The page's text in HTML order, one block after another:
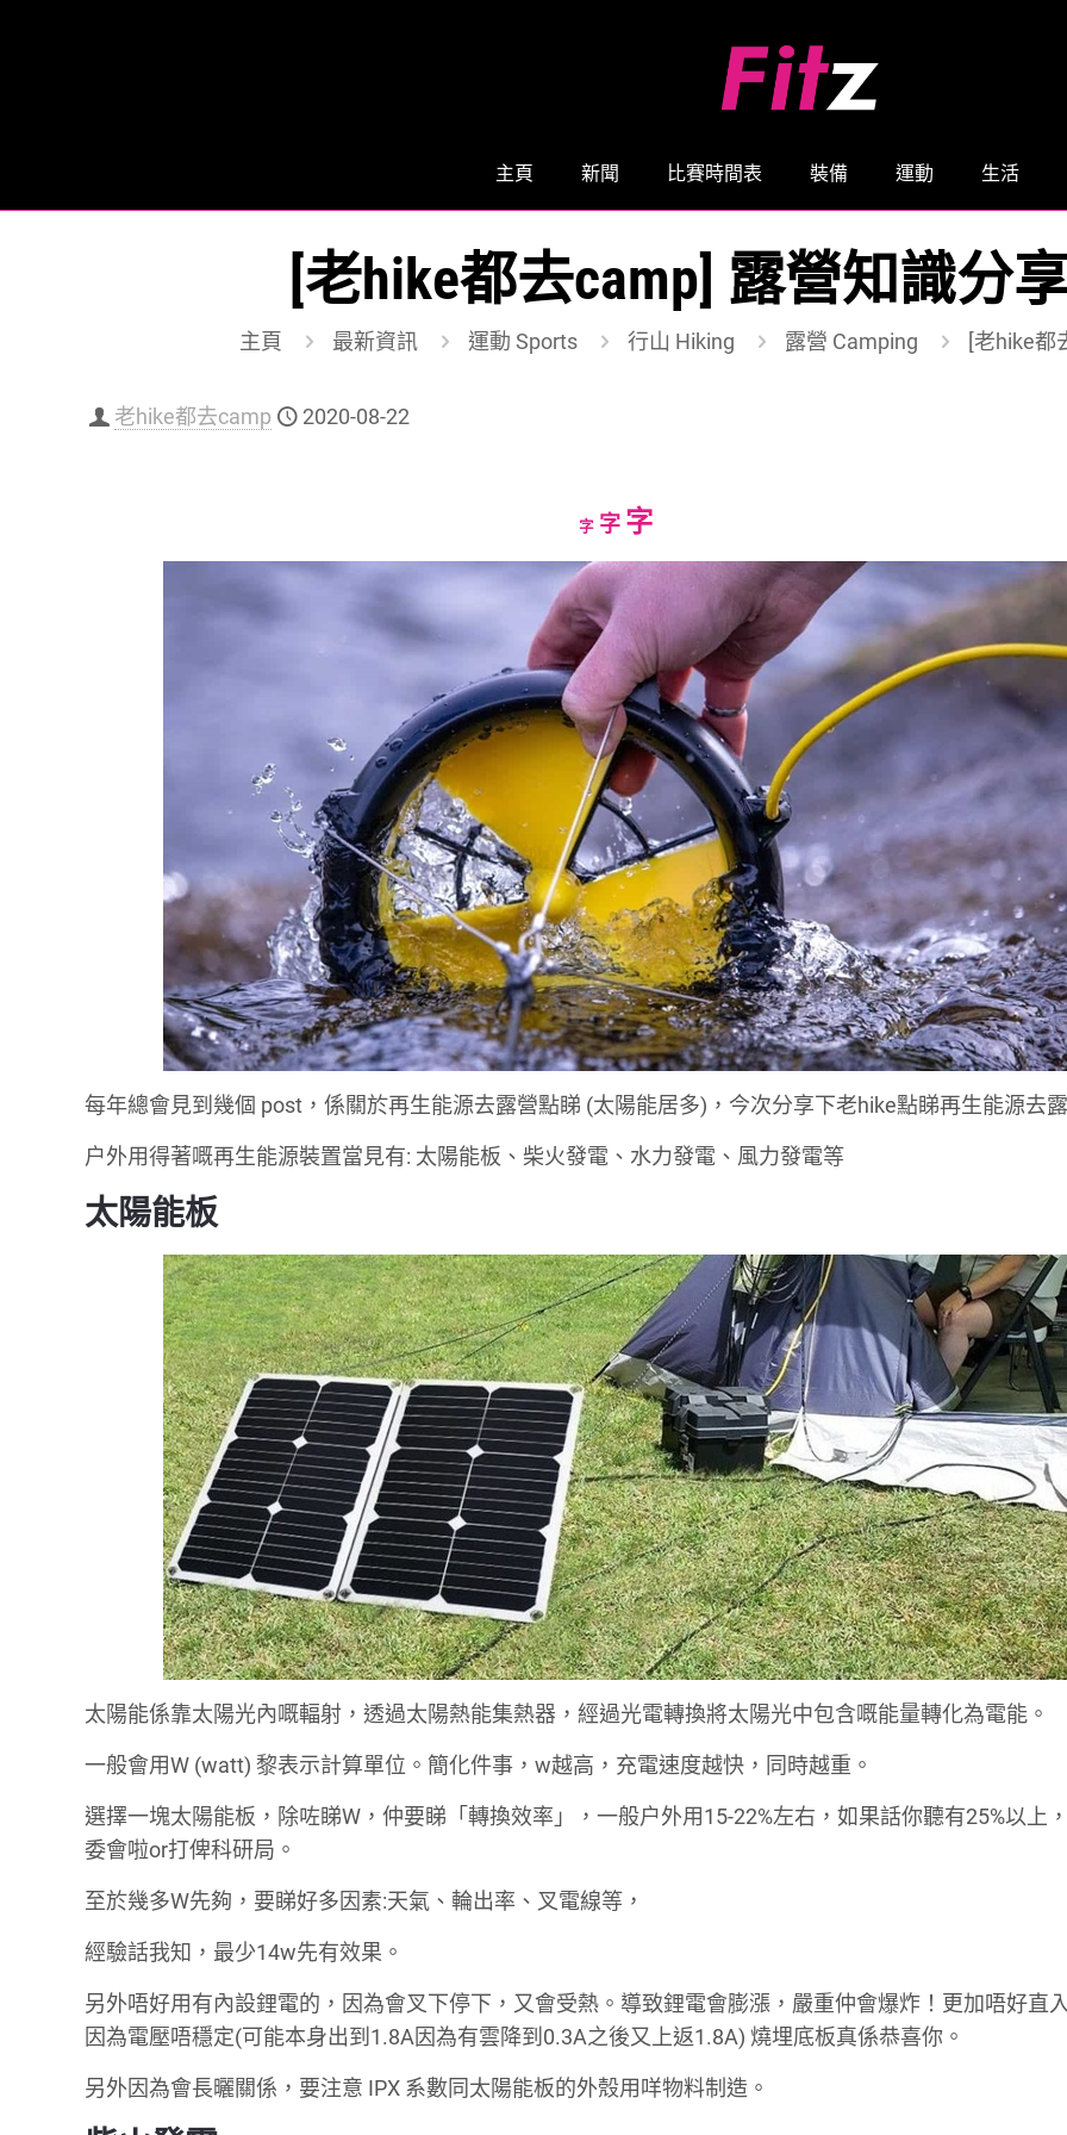
主頁 新聞 比賽時間表 裝備 運動 生活
[老hike都去camp] 露營知識分
主頁 最新資訊 運動 Sports 行山 Hiking 露營 Camping [老hike都
老hike都去camp 2020-08-22
字Decrease
size.
字Reset
字Increase
font
每年總會見到幾個 post，係關於再生能源去露營點睇 (太陽能居多)，今次分享下老hike點睇再生能源去
户外用得著嘅再生能源裝置當見有: 太陽能板、柴火發電、水力發電、風力發電等
太陽能板
太陽能係靠太陽光內嘅輻射，透過太陽熱能集熱器，經過光電轉換將太陽光中包含嘅能量轉化為電能。
一般會用W (watt) 黎表示計算單位。簡化件事，w越高，充電速度越快，同時越重。
選擇一塊太陽能板，除咗睇W，仲要睇「轉換效率」，一般户外用15-22%左右，如果話你聽有25%以上
委會啦or打俾科研局。
至於幾多W先夠，要睇好多因素:天氣、輪出率、叉電線等，
經驗話我知，最少14w先有效果。
另外唔好用有內設鋰電的，因為會叉下停下，又會受熱。導致鋰電會膨漲，嚴重仲會爆炸！更加唔好直
因為電壓唔穩定(可能本身出到1.8A因為有雲降到0.3A之後又上返1.8A) 燒埋底板真係恭喜你。
另外因為會長曬關係，要注意 IPX 系數同太陽能板的外殼用咩物料制造。